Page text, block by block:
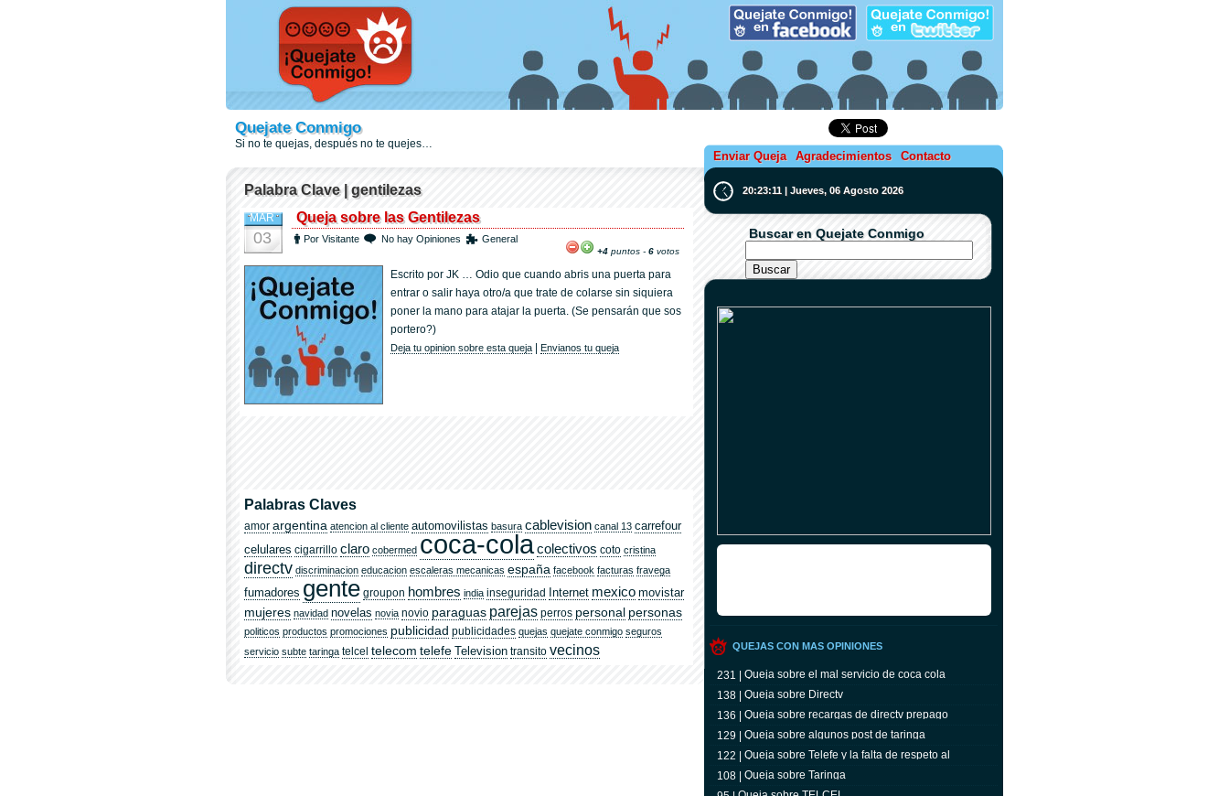
Quejate Conmigo
Si no te quejas, después no te quejes…
Enviar Queja Agradecimientos Contacto
Palabra Clave | gentilezas
MAR
03
Queja sobre las Gentilezas
Por Visitante No hay Opiniones General
+4 puntos - 6 votos
Escrito por JK … Odio que cuando abris una puerta para
entrar o salir haya otro/a que trate de colarse sin siquiera
poner la mano para atajar la puerta. (Se pensarán que sos
portero?)
Deja tu opinion sobre esta queja Envianos tu queja
Palabras Claves
amor argentina atencion al cliente automovilistas basura cablevision canal 13 carrefour
celulares cigarrillo claro cobermed coca-colacolectivos coto cristina
directv discriminacion educacion escaleras mecanicas españa facebook facturas fravega
fumadores gente groupon hombres india inseguridad Internet mexico movistar
mujeres navidad novelas novia novio paraguas parejas perros personal personas
politicos productos promociones publicidad publicidades quejas quejate conmigo seguros
servicio subte taringa telcel telecom telefe Television transito vecinos
20:23:12 | Jueves, 06 Agosto 2026
Buscar en Quejate Conmigo
QUEJAS CON MAS OPINIONES
231 | Queja sobre el mal servicio de coca cola
138 | Queja sobre Directv
136 | Queja sobre recargas de directv prepago
129 | Queja sobre algunos post de taringa
122 | Queja sobre Telefe y la falta de respeto al
televidente
108 | Queja sobre Taringa